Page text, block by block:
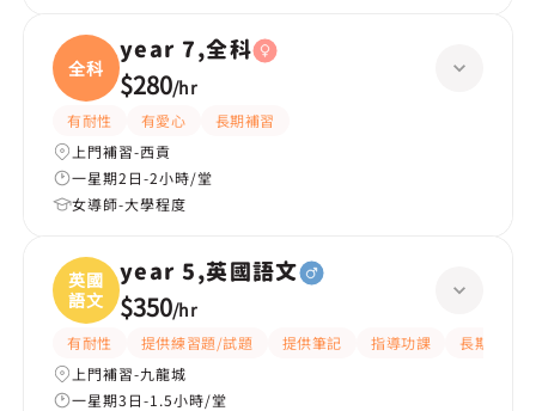
全科
year 7,全科
$280/hr
有耐性 有愛心
長期補習
上門補習-西貢
一星期2日-2小時/堂
女導師-大學程度
英國
語文
year 5,英國語文
$350/hr
有耐性 提供練習題/試題 提供筆記 指導功課
長期補習
上門補習-九龍城
一星期3日-1.5小時/堂